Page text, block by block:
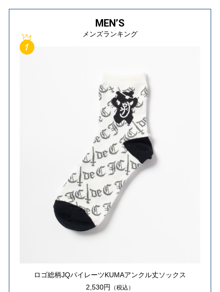
MEN’S
メンズランキング
ロゴ総柄JQパイレーツKUMAアンクル丈ソックス
2,530円
（税込）